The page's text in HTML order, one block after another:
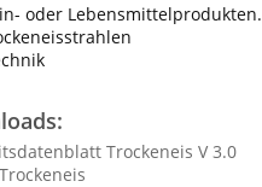
oder Lebensmittelprodukten.
Trockeneis V 3.0